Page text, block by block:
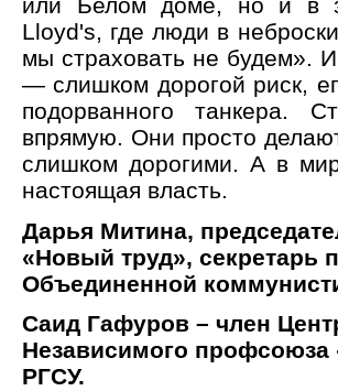
Lloyd's, где люди в
мы страховать не будем».
— слишком дорогой риск,
подорванного танкера.
впрямую. Они просто
слишком дорогими. А в
настоящая власть.
Дарья Митина,
«Новый труд»,
Объединенной
Саид Гафуров – член
Независимого
РГСУ.